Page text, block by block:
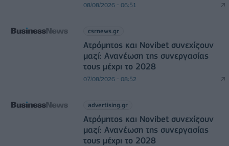
08/08/2026 - 06:51
csrnews.gr
Ατρόμητος και Novibet συνεχίζουν
μαζί: Ανανέωση της συνεργασίας
τους μέχρι το 2028
07/08/2026 - 08:52
advertising.gr
Ατρόμητος και Novibet συνεχίζουν
μαζί: Ανανέωση της συνεργασίας
τους μέχρι το 2028